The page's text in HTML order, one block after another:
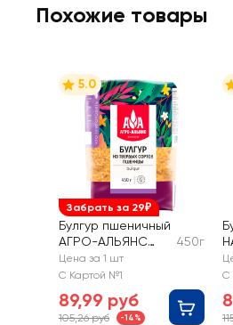
Похожие товары
Забрать за 29₽
5.0
Булгур пшеничный
АГРО-АЛЬЯНС
Экстра из твердых
сортов
450г
Цена за 1 шт
С Картой №1
89,99 руб
105,26 руб -14%
С